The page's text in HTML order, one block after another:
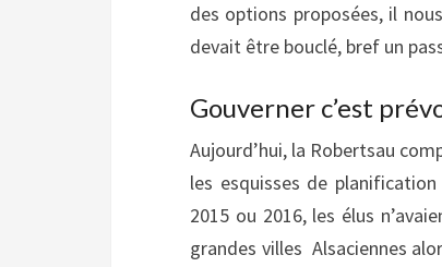
des options proposées, il
devait être bouclé, bref un
Gouverner c’est
Aujourd’hui, la Robertsau
les esquisses de
2015 ou 2016, les élus
grandes villes Alsaciennes